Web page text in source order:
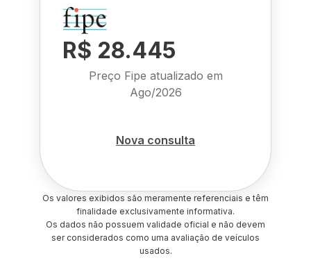
R$ 28.445
Preço Fipe atualizado em
Ago/2026
Nova consulta
Os valores exibidos são meramente referenciais e têm
finalidade exclusivamente informativa.
Os dados não possuem validade oficial e não devem
ser considerados como uma avaliação de veículos
usados.